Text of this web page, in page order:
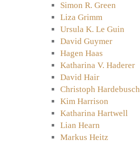
Simon R. Green
Liza Grimm
Ursula K. Le Guin
David Guymer
Hagen Haas
Katharina V. Haderer
David Hair
Christoph Hardebusch
Kim Harrison
Katharina Hartwell
Lian Hearn
Markus Heitz